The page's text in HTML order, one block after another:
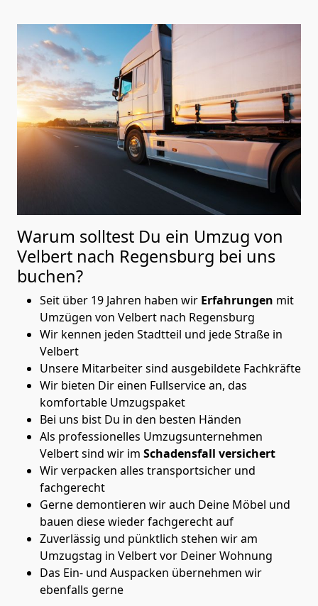
Warum solltest Du ein Umzug von
Velbert nach Regensburg bei uns
buchen?
Seit über 19 Jahren haben wir Erfahrungen mit
Umzügen von Velbert nach Regensburg
Wir kennen jeden Stadtteil und jede Straße in
Velbert
Unsere Mitarbeiter sind ausgebildete Fachkräfte
Wir bieten Dir einen Fullservice an, das
komfortable Umzugspaket
Bei uns bist Du in den besten Händen
Als professionelles Umzugsunternehmen
Velbert sind wir im Schadensfall versichert
Wir verpacken alles transportsicher und
fachgerecht
Gerne demontieren wir auch Deine Möbel und
bauen diese wieder fachgerecht auf
Zuverlässig und pünktlich stehen wir am
Umzugstag in Velbert vor Deiner Wohnung
Das Ein- und Auspacken übernehmen wir
ebenfalls gerne